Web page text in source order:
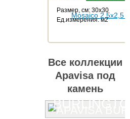
Размер, см: 30x30
Ед.измерения: м2
Все коллекции
Apavisa под
камень